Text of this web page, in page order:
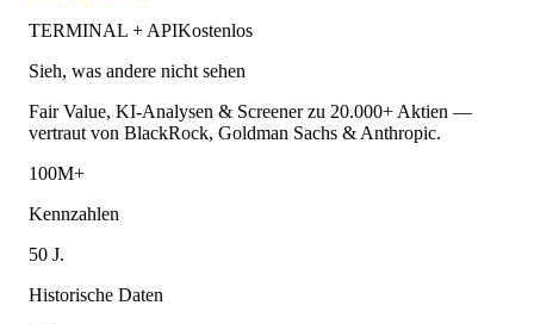
TERMINAL + APIKostenlos
Sieh, was andere nicht sehen
Fair Value, KI-Analysen & Screener zu 20.000+ Aktien —
vertraut von BlackRock, Goldman Sachs & Anthropic.
100M+
Kennzahlen
50 J.
Historische Daten